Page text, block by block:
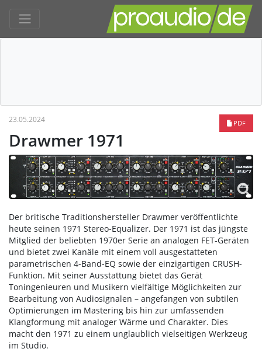
PDF
23.05.2024
Drawmer 1971
Der britische Traditionshersteller Drawmer veröffentlichte
heute seinen 1971 Stereo-Equalizer. Der 1971 ist das jüngste
Mitglied der beliebten 1970er Serie an analogen FET-Geräten
und bietet zwei Kanäle mit einem voll ausgestatteten
parametrischen 4-Band-EQ sowie der einzigartigen CRUSH-
Funktion. Mit seiner Ausstattung bietet das Gerät
Toningenieuren und Musikern vielfältige Möglichkeiten zur
Bearbeitung von Audiosignalen – angefangen von subtilen
Optimierungen im Mastering bis hin zur umfassenden
Klangformung mit analoger Wärme und Charakter. Dies
macht den 1971 zu einem unglaublich vielseitigen Werkzeug
im Studio.